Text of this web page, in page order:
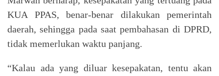
KUA PPAS, benar-benar dilakukan pemerintah
daerah, sehingga pada saat pembahasan di DPRD,
tidak memerlukan waktu panjang.
“Kalau ada yang diluar kesepakatan, tentu akan